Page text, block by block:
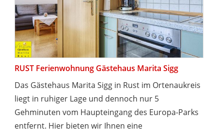
RUST Ferienwohnung Gästehaus Marita Sigg
Das Gästehaus Marita Sigg in Rust im Ortenaukreis
liegt in ruhiger Lage und dennoch nur 5
Gehminuten vom Haupteingang des Europa-Parks
entfernt. Hier bieten wir Ihnen eine